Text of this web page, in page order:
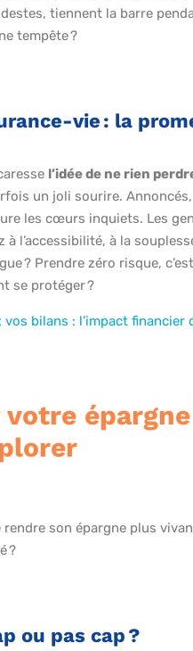
tiennent la barre
tempête ?
vie : la
l’idée de ne rien
un joli sourire.
les cœurs inquiets. Les
à l’accessibilité, à la
? Prendre zéro risque,
se protéger ?
vos bilans : l’impact financier
votre
rendre son épargne plus
?
ou pas cap ?